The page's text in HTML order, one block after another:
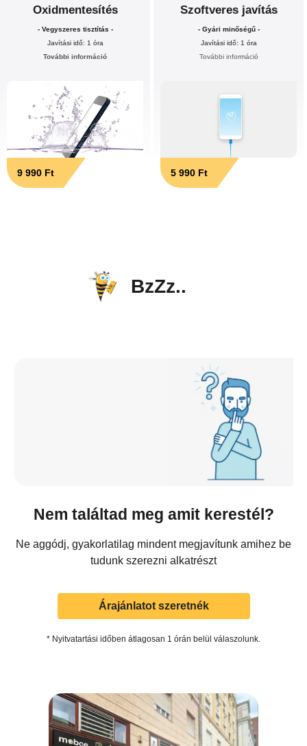
Oxidmentesítés
- Vegyszeres tisztítás -
Javítási idő: 1 óra
További információ
9 990 Ft
Szoftveres javítás
- Gyári minőségű -
Javítási idő: 1 óra
További információ
5 990 Ft
BzZz..
Nem találtad meg amit kerestél?
Ne aggódj, gyakorlatilag mindent megjavítunk amihez be
tudunk szerezni alkatrészt
Árajánlatot szeretnék
* Nyitvatartási időben átlagosan 1 órán belül válaszolunk.